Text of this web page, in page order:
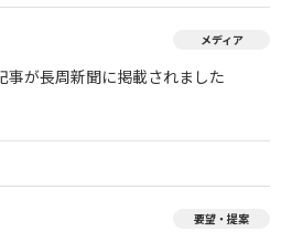
メディア
事が長周新聞に掲載されました
要望・提案